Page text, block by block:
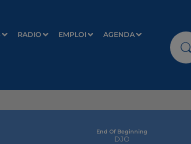
RADIO EMPLOI AGENDA
End Of Beginning
DJO